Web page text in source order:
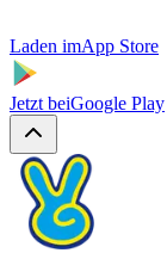
Laden imApp Store
Jetzt beiGoogle Play